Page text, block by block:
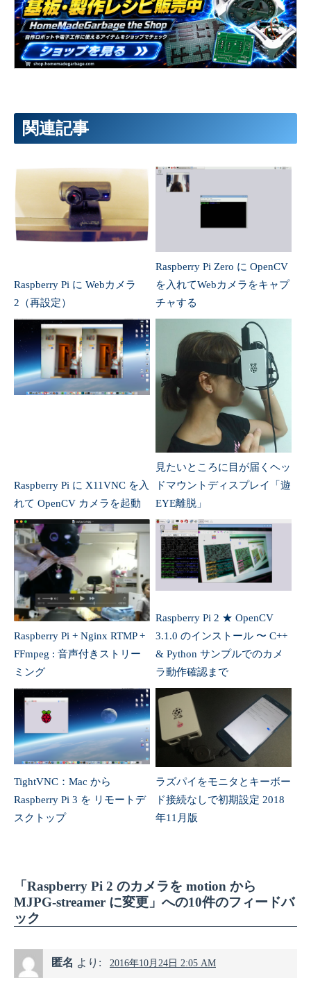
関連記事
Raspberry Pi に Webカメラ
2（再設定）
Raspberry Pi Zero に OpenCV
を入れてWebカメラをキャプ
チャする
Raspberry Pi に X11VNC を入
れて OpenCV カメラを起動
見たいところに目が届くヘッ
ドマウントディスプレイ「遊
EYE離脱」
Raspberry Pi + Nginx RTMP +
FFmpeg : 音声付きストリー
ミング
Raspberry Pi 2 ★ OpenCV
3.1.0 のインストール 〜 C++
& Python サンプルでのカメ
ラ動作確認まで
TightVNC：Mac から
Raspberry Pi 3 を リモートデ
スクトップ
ラズパイをモニタとキーボー
ド接続なしで初期設定 2018
年11月版
「Raspberry Pi 2 のカメラを motion から
MJPG-streamer に変更」への10件のフィードバ
ック
匿名 より: 2016年10月24日 2:05 AM